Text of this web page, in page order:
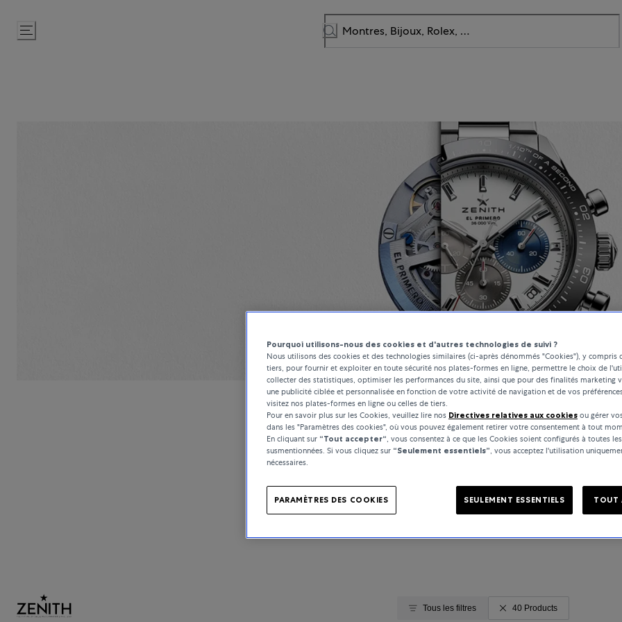
Passer
au
MONTRES
Zenith propose des garde-temps exceptionnels qui incarnent la précision,
intemporel. Réputée pour ses mouvements révolutionnaires et son savoir-faire
Tous les filtres 40 Products
Pourquoi utilisons-nous des cookies et d'autres technologies de suivi ?
Nous utilisons des cookies et des technologies similaires (ci-après dénommés "Cookies"), y compris
tiers, pour fournir et exploiter en toute sécurité nos plates-formes en ligne, permettre le choix de
collecter des statistiques, optimiser les performances du site, ainsi que pour des finalités marketing
une publicité ciblée et personnalisée en fonction de votre activité de navigation et de vos
visitez nos plates-formes en ligne ou celles de tiers.
Pour en savoir plus sur les Cookies, veuillez lire nos Directives relatives aux cookies ou gérer
dans les "Paramètres des cookies", où vous pouvez également retirer votre consentement à tout
En cliquant sur “Tout accepter“, vous consentez à ce que les Cookies soient configurés à toutes
susmentionnées. Si vous cliquez sur “Seulement essentiels”, vous acceptez l'utilisation
nécessaires.
PARAMÈTRES DES COOKIES SEULEMENT ESSENTIELS TOUT